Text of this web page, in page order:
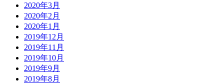
2020年3月
2020年2月
2020年1月
2019年12月
2019年11月
2019年10月
2019年9月
2019年8月